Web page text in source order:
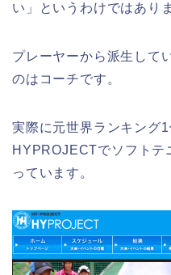
い」というわけではあり
プレーヤーから派生して
のはコーチです。
実際に元世界ランキング1
HYPROJECTでソフトテ
っています。